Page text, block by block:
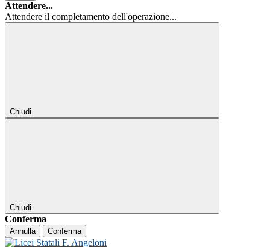
Attendere...
Attendere il completamento dell'operazione...
Chiudi
Chiudi
Conferma
Annulla Conferma